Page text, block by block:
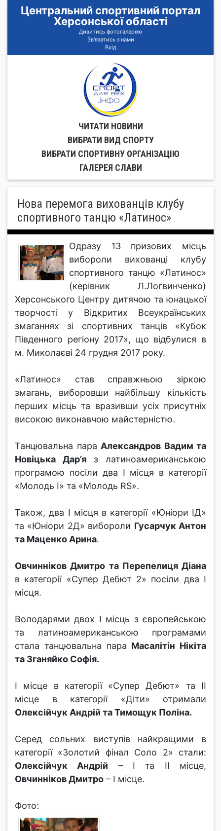
Центральний спортивний портал
Херсонської області
Дивитись фотогалерею
Зв'язатись з нами
Вхід
ЧИТАТИ НОВИНИ
ВИБРАТИ ВИД СПОРТУ
ВИБРАТИ СПОРТИВНУ ОРГАНIЗАЦIЮ
ГАЛЕРЕЯ СЛАВИ
Нова перемога вихованців клубу
спортивного танцю «Латинос»
Одразу 13 призових місць
вибороли вихованці клубу
спортивного танцю «Латинос»
(керівник Л.Логвинченко)
Херсонського Центру дитячою та юнацької
творчості у Відкритих Всеукраїнських
змаганнях зі спортивних танців «Кубок
Південного регіону 2017», що відбулися в
м. Миколаєві 24 грудня 2017 року.
«Латинос» став справжньою зіркою
змагань, виборовши найбільшу кількість
перших місць та вразивши усіх присутніх
високою виконавчою майстерністю.
Танцювальна пара Александров Вадим та
Новіцька Дар’я з латиноамериканською
програмою посіли два І місця в категорії
«Молодь І» та «Молодь RS».
Також, два І місця в категорії «Юніори ІД»
та «Юніори 2Д» вибороли Гусарчук Антон
та Маценко Арина.
Овчинніков Дмитро та Перепелиця Діана
в категорії «Супер Дебют 2» посіли два І
місця.
Володарями двох І місць з європейською
та латиноамериканською програмами
стала танцювальна пара Масалітін Нікіта
та Зганяйко Софія.
І місце в категорії «Супер Дебют» та ІІ
місце в категорії «Діти» отримали
Олексійчук Андрій та Тимощук Поліна.
Серед сольних виступів найкращими в
категорії «Золотий фінал Соло 2» стали:
Олексійчук Андрій – І та ІІ місце,
Овчинніков Дмитро – І місце.
Фото: